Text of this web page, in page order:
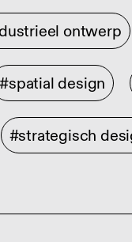
ontwerp
#spatial design
#strategisch